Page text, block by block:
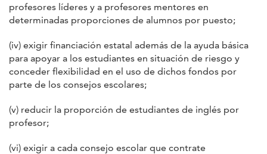
profesores líderes y a profesores mentores en
determinadas proporciones de alumnos por puesto;
(iv) exigir financiación estatal además de la ayuda básica
para apoyar a los estudiantes en situación de riesgo y
conceder flexibilidad en el uso de dichos fondos por
parte de los consejos escolares;
(v) reducir la proporción de estudiantes de inglés por
profesor;
(vi) exigir a cada consejo escolar que contrate